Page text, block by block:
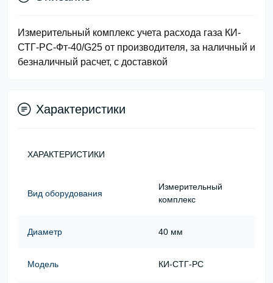
Измерительный комплекс учета расхода газа КИ-
СТГ-РС-Фт-40/G25 от производителя, за наличный и
безналичный расчет, с доставкой
Характеристики
ХАРАКТЕРИСТИКИ
Вид оборудования
Измерительный
комплекс
Диаметр 40 мм
Модель КИ-СТГ-РС